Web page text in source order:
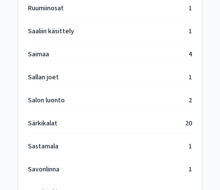
Ruumiinosat 1
Saaliin käsittely 1
Saimaa 4
Sallan joet 1
Salon luonto 2
Särkikalat 20
Sastamala 1
Savonlinna 1